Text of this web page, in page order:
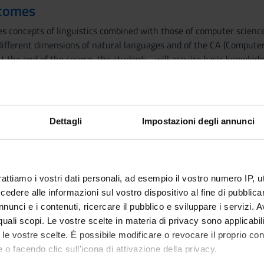
Dettagli Impostazioni degli annunci
i vostri dati personali, ad esempio il vostro numero IP,
alle informazioni sul vostro dispositivo al fine di
e i contenuti, ricercare il pubblico e sviluppare i servizi.
scopi. Le vostre scelte in materia di privacy sono
vostre scelte. È possibile modificare o revocare il proprio
o facendo clic sull'icona di attivazione della privacy.
concepts of linguistics combined with those of computer
dimensions of natural languages and of the CA
the end of the course, the student: - will acquire basic
will apply the knowledge using some tools during class for
about theories, methods and tools; - will be able to
and IT processes; - will be able to find out more autonomously
texts and web
'dialectology'
Linguaggio e comunicazione. Introduzione alla lingusitica,